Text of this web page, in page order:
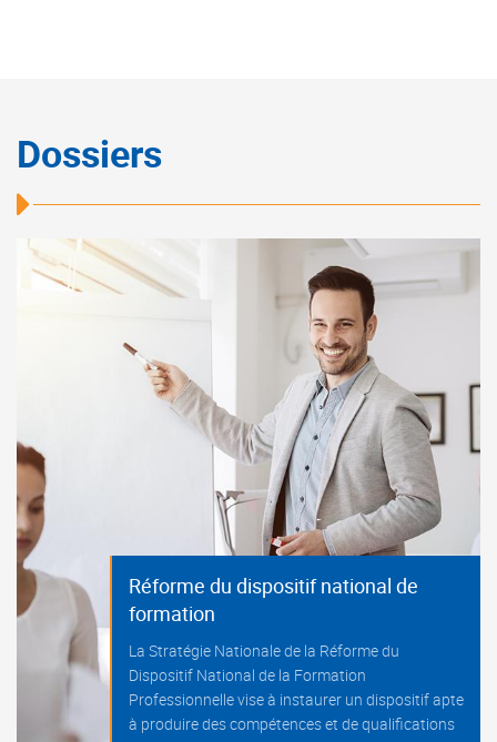
Dossiers
Réforme du dispositif national de
formation
La Stratégie Nationale de la Réforme du
Dispositif National de la Formation
Professionnelle vise à instaurer un dispositif apte
à produire des compétences et de qualifications